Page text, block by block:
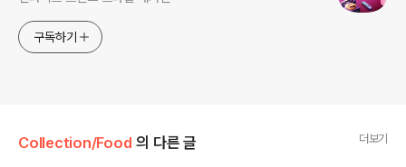
구독하기
Collection/Food 의 다른 글 더보기